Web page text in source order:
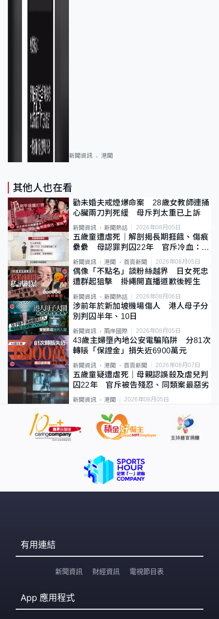
新聞資訊 港聞
其他人也在看
勸未婚夫戒煙爆命案 28歲女教師連捅
心臟兩刀判死緩 母斥判太重已上訴
新聞資訊 新聞熱話 2026年08月05日
五歲童遭虐死｜解剖揭長期捱餓、傷痕
纍纍 母認罪判囚22年 官斥冷血：同
類案最惡劣
新聞資訊 港聞 首頁新聞 2026年08月05日
偶像「不點名」談粉絲越界 日女死忠
遭群起狙擊 掛繩開直播道歉後輕生
新聞資訊 新聞熱話 2026年08月06日
涉前年於新加坡機場傷人 港人母子分
別判囚半年、10日
新聞資訊 兩岸國際 2026年08月05日
43歲主婦墮內地公安電騙陷阱 分81次
轉賬「保證金」損失近6900萬元
新聞資訊 港聞 首頁新聞 2026年08月07日
五歲童疑遭虐死｜母親認誤殺及虐兒判
囚22年 官斥被告殘忍、同類案最惡劣
新聞資訊 港聞 2026年08月05日
有用連結
新聞資訊 財經資訊 電視節目表
App 應用程式